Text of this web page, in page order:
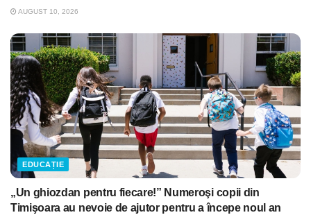
AUGUST 10, 2026
EDUCAȚIE
„Un ghiozdan pentru fiecare!” Numeroşi copii din
Timişoara au nevoie de ajutor pentru a începe noul an